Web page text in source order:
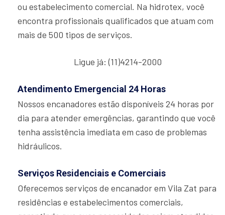
ou estabelecimento comercial. Na hidrotex, você
encontra profissionais qualificados que atuam com
mais de 500 tipos de serviços.
Ligue já: (11)4214-2000
Atendimento Emergencial 24 Horas
Nossos encanadores estão disponíveis 24 horas por
dia para atender emergências, garantindo que você
tenha assistência imediata em caso de problemas
hidráulicos.
Serviços Residenciais e Comerciais
Oferecemos serviços de encanador em Vila Zat para
residências e estabelecimentos comerciais,